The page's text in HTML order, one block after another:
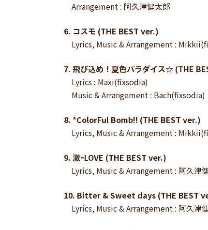
Arrangement : 阿久津健太郎
6. コスモ (THE BEST ver.)
Lyrics, Music & Arrangement :
7. 飛び込め！夏色パラダイス☆ (THE
Lyrics : Maxi(fixsodia)
Music & Arrangement : Bach(fixsodia)
8. *ColorFul Bomb!! (THE BEST ver.)
Lyrics, Music & Arrangement :
9. 激ｰLOVE (THE BEST ver.)
Lyrics, Music & Arrangement : 阿久津
10. Bitter & Sweet days (THE BEST
Lyrics, Music & Arrangement : 阿久津